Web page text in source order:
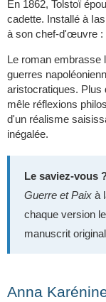
En 1862, Tolstoï
cadette. Installé à
à son chef-d'œuvre :
Le roman embrasse
guerres
aristocratiques. Plus
mêle réflexions
d'un réalisme
inégalée.
Le saviez-vous
Guerre et Paix à
chaque version
manuscrit
Anna